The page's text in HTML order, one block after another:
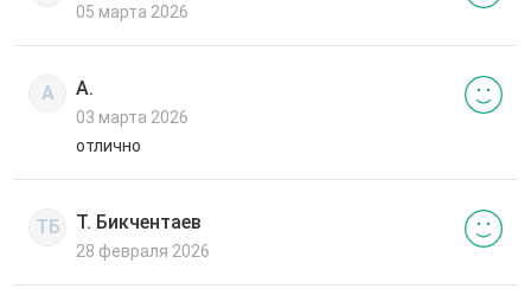
05 марта 2026
А А.
03 марта 2026
отлично
ТБ Т. Бикчентаев
28 февраля 2026